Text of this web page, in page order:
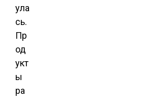
ула
сь.
Пр
од
укт
ы
ра